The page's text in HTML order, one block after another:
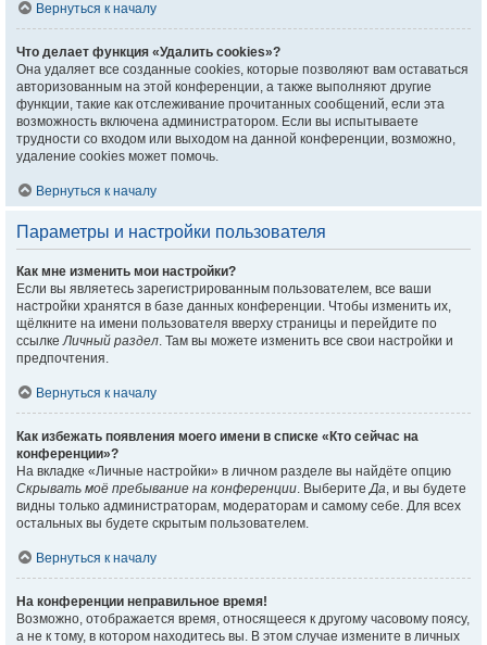
Вернуться к началу
Что делает функция «Удалить cookies»?
Она удаляет все созданные cookies, которые позволяют вам оставаться
авторизованным на этой конференции, а также выполняют другие
функции, такие как отслеживание прочитанных сообщений, если эта
возможность включена администратором. Если вы испытываете
трудности со входом или выходом на данной конференции, возможно,
удаление cookies может помочь.
Вернуться к началу
Параметры и настройки пользователя
Как мне изменить мои настройки?
Если вы являетесь зарегистрированным пользователем, все ваши
настройки хранятся в базе данных конференции. Чтобы изменить их,
щёлкните на имени пользователя вверху страницы и перейдите по
ссылкеЛичный раздел. Там вы можете изменить все свои настройки и
предпочтения.
Вернуться к началу
Как избежать появления моего имени в списке «Кто сейчас на
конференции»?
На вкладке «Личные настройки» в личном разделе вы найдёте опцию
Скрывать моё пребывание на конференции. ВыберитеДа, и вы будете
видны только администраторам, модераторам и самому себе. Для всех
остальных вы будете скрытым пользователем.
Вернуться к началу
На конференции неправильное время!
Возможно, отображается время, относящееся к другому часовому поясу,
а не к тому, в котором находитесь вы. В этом случае измените в личных